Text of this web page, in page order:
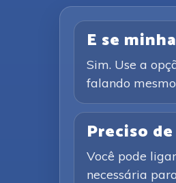
E se
Sim. Use a
falando
Preciso
Você pode
necessária